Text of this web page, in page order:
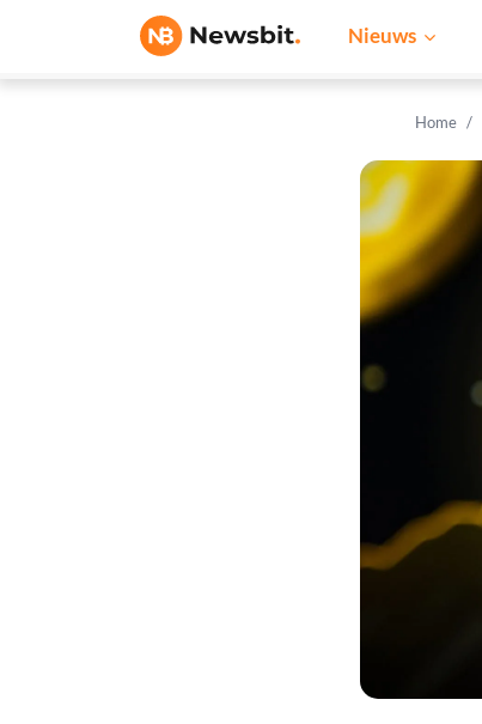
Nieuws
Home